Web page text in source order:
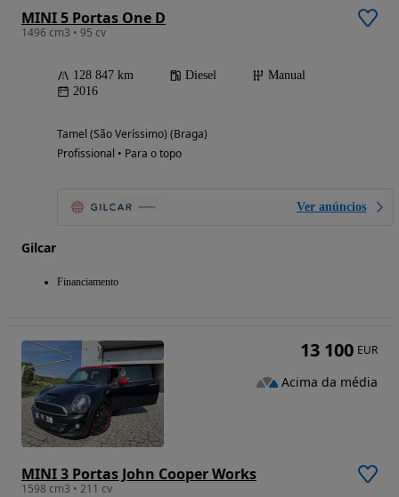
MINI 5 Portas One D
1496 cm3 • 95 cv
128 847 km Diesel
Manual
2016
Tamel (São Veríssimo) (Braga)
Profissional • Para o topo
Ver anúncios
Gilcar
Financiamento
MINI 3 Portas John Cooper Works
1598 cm3 • 211 cv
13 100 EUR
Acima da média